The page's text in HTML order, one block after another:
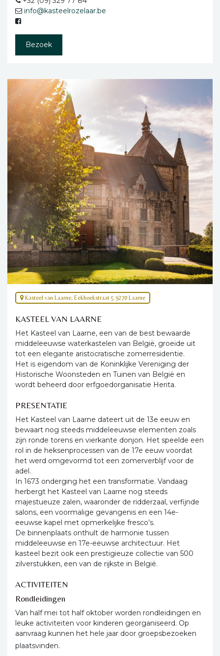
info@kasteelrozelaar.be
Bezoek
Kasteel van Laarne, Eekhoekstraat 5 9270 Laarne
KASTEEL VAN LAARNE
Het Kasteel van Laarne, een van de best bewaarde
middeleeuwse waterkastelen van België, groeide uit
tot een elegante aristocratische zomerresidentie.
Het is eigendom van de Koninklijke Vereniging der
Historische Woonsteden en Tuinen van België en
wordt beheerd door erfgoedorganisatie Herita.
PRESENTATIE
Het Kasteel van Laarne dateert uit de 13e eeuw en
bewaart nog steeds middeleeuwse elementen zoals
zijn ronde torens en vierkante donjon. Het speelde een
rol in de heksenprocessen van de 17e eeuw voordat
het werd omgevormd tot een zomerverblijf voor de
adel.
In 1673 onderging het een transformatie. Vandaag
herbergt het Kasteel van Laarne nog steeds
majestueuze zalen, waaronder de ridderzaal, verfijnde
salons, een voormalige gevangenis en een 14e-
eeuwse kapel met opmerkelijke fresco’s.
De binnenplaats onthult de harmonie tussen
middeleeuwse en 17e-eeuwse architectuur. Het
kasteel bezit ook een prestigieuze collectie van 500
zilverstukken, een van de rijkste in België.
ACTIVITEITEN
Rondleidingen
Van half mei tot half oktober worden rondleidingen en
leuke activiteiten voor kinderen georganiseerd. Op
aanvraag kunnen het hele jaar door groepsbezoeken
plaatsvinden.